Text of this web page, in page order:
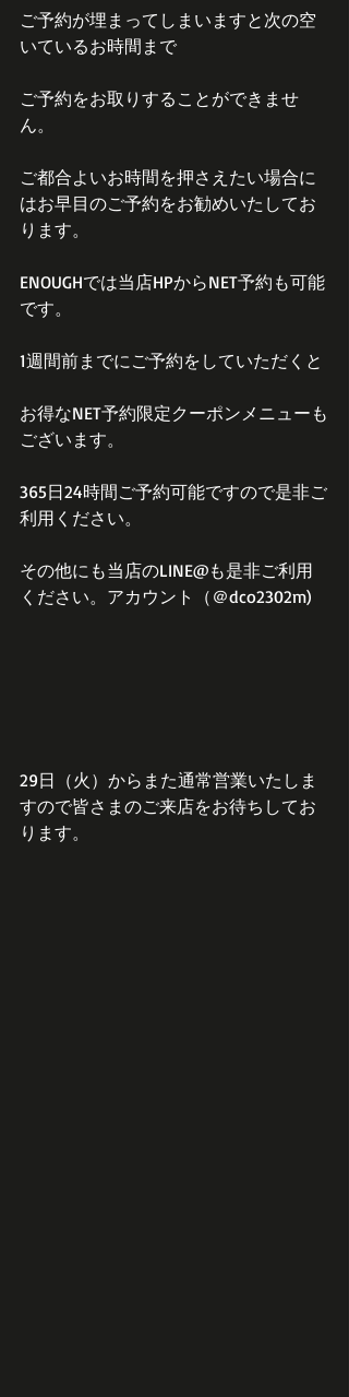
ご予約が埋まってしまいますと次の空
いているお時間まで
ご予約をお取りすることができませ
ん。
ご都合よいお時間を押さえたい場合に
はお早目のご予約をお勧めいたしてお
ります。
ENOUGHでは当店HPからNET予約も可能
です。
1週間前までにご予約をしていただくと
お得なNET予約限定クーポンメニューも
ございます。
365日24時間ご予約可能ですので是非ご
利用ください。
その他にも当店のLINE@も是非ご利用
ください。アカウント（＠dco2302m)
29日（火）からまた通常営業いたしま
すので皆さまのご来店をお待ちしてお
ります。